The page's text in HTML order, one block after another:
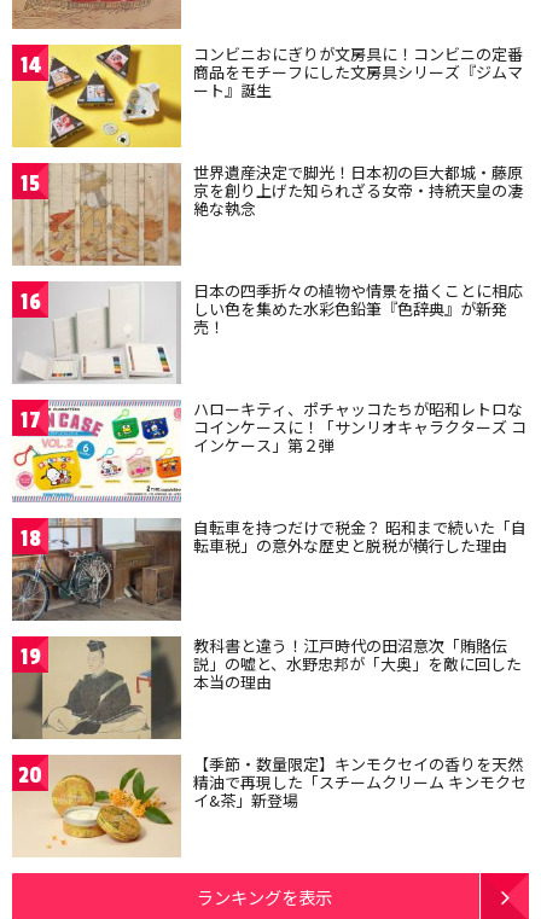
14 コンビニおにぎりが文房具に！コンビニの定番
商品をモチーフにした文房具シリーズ『ジムマ
ート』誕生
15 世界遺産決定で脚光！日本初の巨大都城・藤原
京を創り上げた知られざる女帝・持統天皇の凄
絶な執念
16 日本の四季折々の植物や情景を描くことに相応
しい色を集めた水彩色鉛筆『色辞典』が新発
売！
17 ハローキティ、ポチャッコたちが昭和レトロな
コインケースに！「サンリオキャラクターズ コ
インケース」第２弾
18 自転車を持つだけで税金？ 昭和まで続いた「自
転車税」の意外な歴史と脱税が横行した理由
19 教科書と違う！江戸時代の田沼意次「賄賂伝
説」の嘘と、水野忠邦が「大奥」を敵に回した
本当の理由
20 【季節・数量限定】キンモクセイの香りを天然
精油で再現した「スチームクリーム キンモクセ
イ&茶」新登場
ランキングを表示